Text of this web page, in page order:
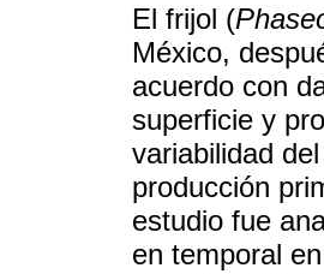
El frijol (
México,
acuerdo con
superficie y
variabilidad
producción
estudio fue
en temporal